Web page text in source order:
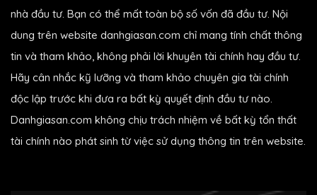
nhà đầu tư. Bạn có thể mất toàn bộ số vốn đã đầu tư. Nội
dung trên website danhgiasan.com chỉ mang tính chất thông
tin và tham khảo, không phải lời khuyên tài chính hay đầu tư.
Hãy cân nhắc kỹ lưỡng và tham khảo chuyên gia tài chính
độc lập trước khi đưa ra bất kỳ quyết định đầu tư nào.
Danhgiasan.com không chịu trách nhiệm về bất kỳ tổn thất
tài chính nào phát sinh từ việc sử dụng thông tin trên website.